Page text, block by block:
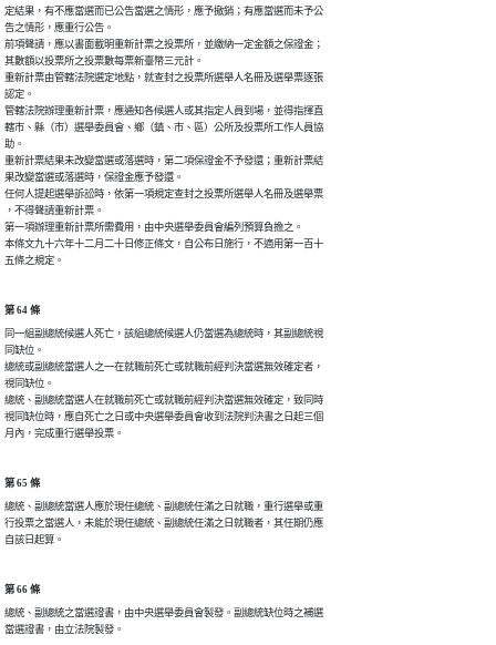
定結果，有不應當選而已公告當選之情形，應予撤銷；有應當選而未予公
告之情形，應重行公告。
前項聲請，應以書面載明重新計票之投票所，並繳納一定金額之保證金；
其數額以投票所之投票數每票新臺幣三元計。
重新計票由管轄法院選定地點，就查封之投票所選舉人名冊及選舉票逐張
認定。
管轄法院辦理重新計票，應通知各候選人或其指定人員到場，並得指揮直
轄市、縣（市）選舉委員會、鄉（鎮、市、區）公所及投票所工作人員協
助。
重新計票結果未改變當選或落選時，第二項保證金不予發還；重新計票結
果改變當選或落選時，保證金應予發還。
任何人提起選舉訴訟時，依第一項規定查封之投票所選舉人名冊及選舉票
，不得聲請重新計票。
第一項辦理重新計票所需費用，由中央選舉委員會編列預算負擔之。
本條文九十六年十二月二十日修正條文，自公布日施行，不適用第一百十
五條之規定。
第 64 條
同一組副總統候選人死亡，該組總統候選人仍當選為總統時，其副總統視
同缺位。
總統或副總統當選人之一在就職前死亡或就職前經判決當選無效確定者，
視同缺位。
總統、副總統當選人在就職前死亡或就職前經判決當選無效確定，致同時
視同缺位時，應自死亡之日或中央選舉委員會收到法院判決書之日起三個
月內，完成重行選舉投票。
第 65 條
總統、副總統當選人應於現任總統、副總統任滿之日就職，重行選舉或重
行投票之當選人，未能於現任總統、副總統任滿之日就職者，其任期仍應
自該日起算。
第 66 條
總統、副總統之當選證書，由中央選舉委員會製發。副總統缺位時之補選
當選證書，由立法院製發。